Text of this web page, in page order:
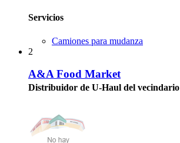
Servicios
Camiones para mudanza
2
A&A Food Market
Distribuidor de U-Haul del vecindario